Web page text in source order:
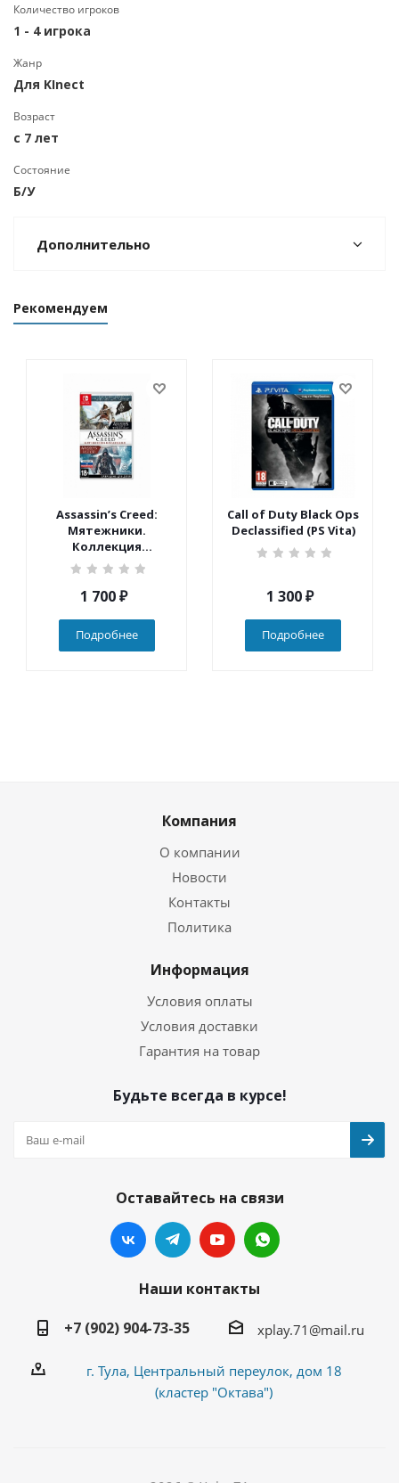
Количество игроков
1 - 4 игрока
Жанр
Для KInect
Возраст
c 7 лет
Состояние
Б/У
Дополнительно
Рекомендуем
Assassin’s Creed:
Мятежники.
Коллекция
(Nintendo Switch)
1 700₽
Подробнее
Call of Duty Black Ops
Declassified (PS Vita)
1 300₽
Подробнее
Компания
О компании
Новости
Контакты
Политика
Информация
Условия оплаты
Условия доставки
Гарантия на товар
Будьте всегда в курсе!
Оставайтесь на связи
Наши контакты
+7 (902) 904-73-35
xplay.71@mail.ru
г. Тула, Центральный переулок, дом 18
(кластер "Октава")